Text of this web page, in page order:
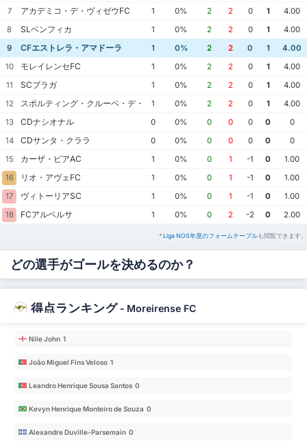
7 アカデミコ・デ・ヴィゼウFC 1 0% 2 2 0 1
4.00
8
SLベンフィカ 1 0% 2 2 0 1
4.00
9
CFエストレラ・アマドーラ 1 0% 2 2 0 1
4.00
10
モレイレンセFC 1 0% 2 2 0 1
4.00
11
SCブラガ 1 0% 2 2 0 1
4.00
12
スポルティング・クルーベ・デ・ポルトゥガル
1 0% 2 2 0 1
4.00
13
CDナシオナル 0 0% 0 0 0 0
0
14
CDサンタ・クララ 0 0% 0 0 0 0
0
15
カーザ・ピアAC 1 0% 0 1 -1 0
1.00
16
リオ・アヴェFC 1 0% 0 1 -1 0
1.00
17
ヴィトーリアSC 1 0% 0 1 -1 0
1.00
18
FCアルベルサ 1 0% 0 2 -2 0 2.00
*Liga NOS年度のフォームテーブルも閲覧できます。
どの選手がゴールを決めるのか？
得点ランキング - Moreirense FC
Nile John 1
João Miguel Fins Veloso 1
Leandro Henrique Sousa Santos 0
Kevyn Henrique Monteiro de Souza 0
Alexandre Duville-Parsemain 0